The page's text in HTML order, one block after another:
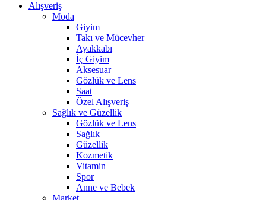
Alışveriş
Moda
Giyim
Takı ve Mücevher
Ayakkabı
İç Giyim
Aksesuar
Gözlük ve Lens
Saat
Özel Alışveriş
Sağlık ve Güzellik
Gözlük ve Lens
Sağlık
Güzellik
Kozmetik
Vitamin
Spor
Anne ve Bebek
Market